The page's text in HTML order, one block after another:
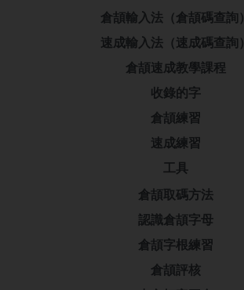
倉頡輸入法（倉頡碼查詢）
速成輸入法（速成碼查詢）
倉頡速成教學課程
收錄的字
倉頡練習
速成練習
工具
倉頡取碼方法
認識倉頡字母
倉頡字根練習
倉頡評核